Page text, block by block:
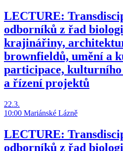
LECTURE:
odborníků z řad
krajinářiny,
brownfieldů, umění a
participace, kulturního
a řízení projektů
22.3.
10:00 Mariánské Lázně
LECTURE:
odborníků z řad